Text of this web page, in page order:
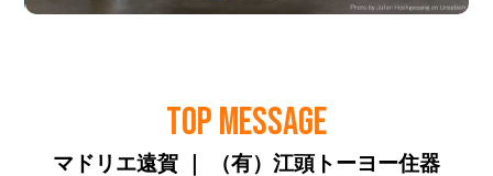
TOP MESSAGE
マドリエ遠賀 ｜ （有）江頭トーヨー住器